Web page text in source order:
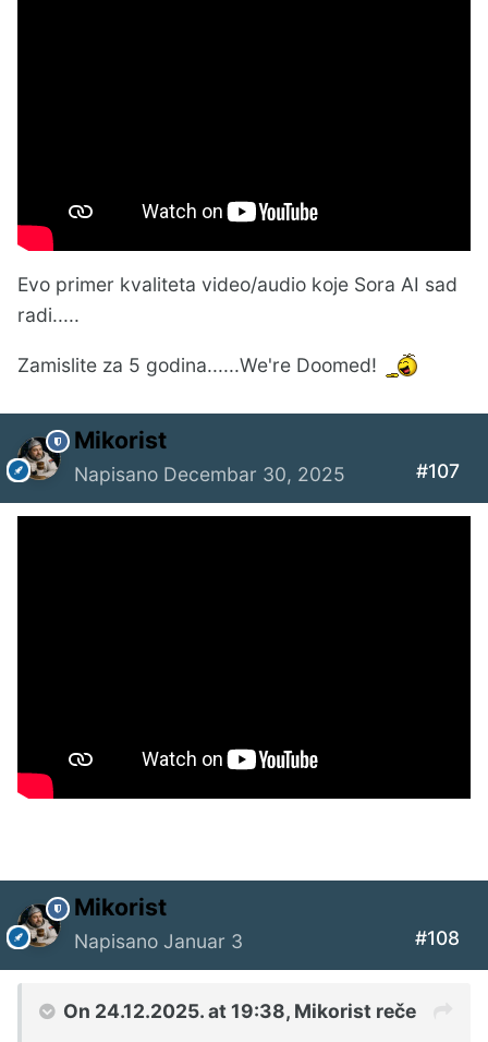
Evo primer kvaliteta video/audio koje Sora AI sad
radi.....
Zamislite za 5 godina......We're Doomed!
Mikorist
Napisano Decembar 30, 2025 #107
Mikorist
Napisano Januar 3 #108
On 24.12.2025. at 19:38, Mikorist reče